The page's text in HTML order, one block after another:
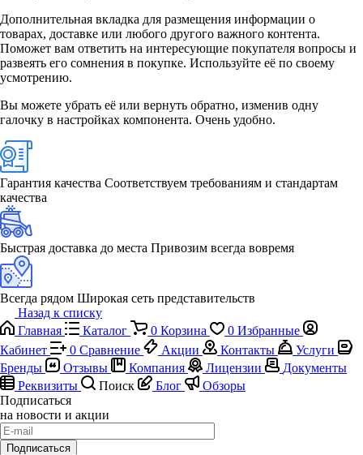
Дополнительная вкладка для размещения информации о
товарах, доставке или любого другого важного контента.
Поможет вам ответить на интересующие покупателя вопросы и
развеять его сомнения в покупке. Используйте её по своему
усмотрению.
Вы можете убрать её или вернуть обратно, изменив одну
галочку в настройках компонента. Очень удобно.
Гарантия качества Соответствуем требованиям и стандартам
качества
Быстрая доставка до места Привозим всегда вовремя
Всегда рядом Широкая сеть представительств
Назад к списку
Главная
Каталог 0 Корзина 0 Избранные
Кабинет
0 Сравнение Акции Контакты
Услуги
Бренды
Отзывы Компания Лицензии
Документы
Реквизиты
Поиск Блог
Обзоры
Подписаться
на новости и акции
Подписаться